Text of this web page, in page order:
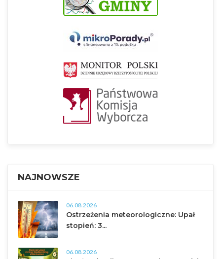
NAJNOWSZE
06.08.2026
Ostrzeżenia meteorologiczne: Upał
stopień: 3...
06.08.2026